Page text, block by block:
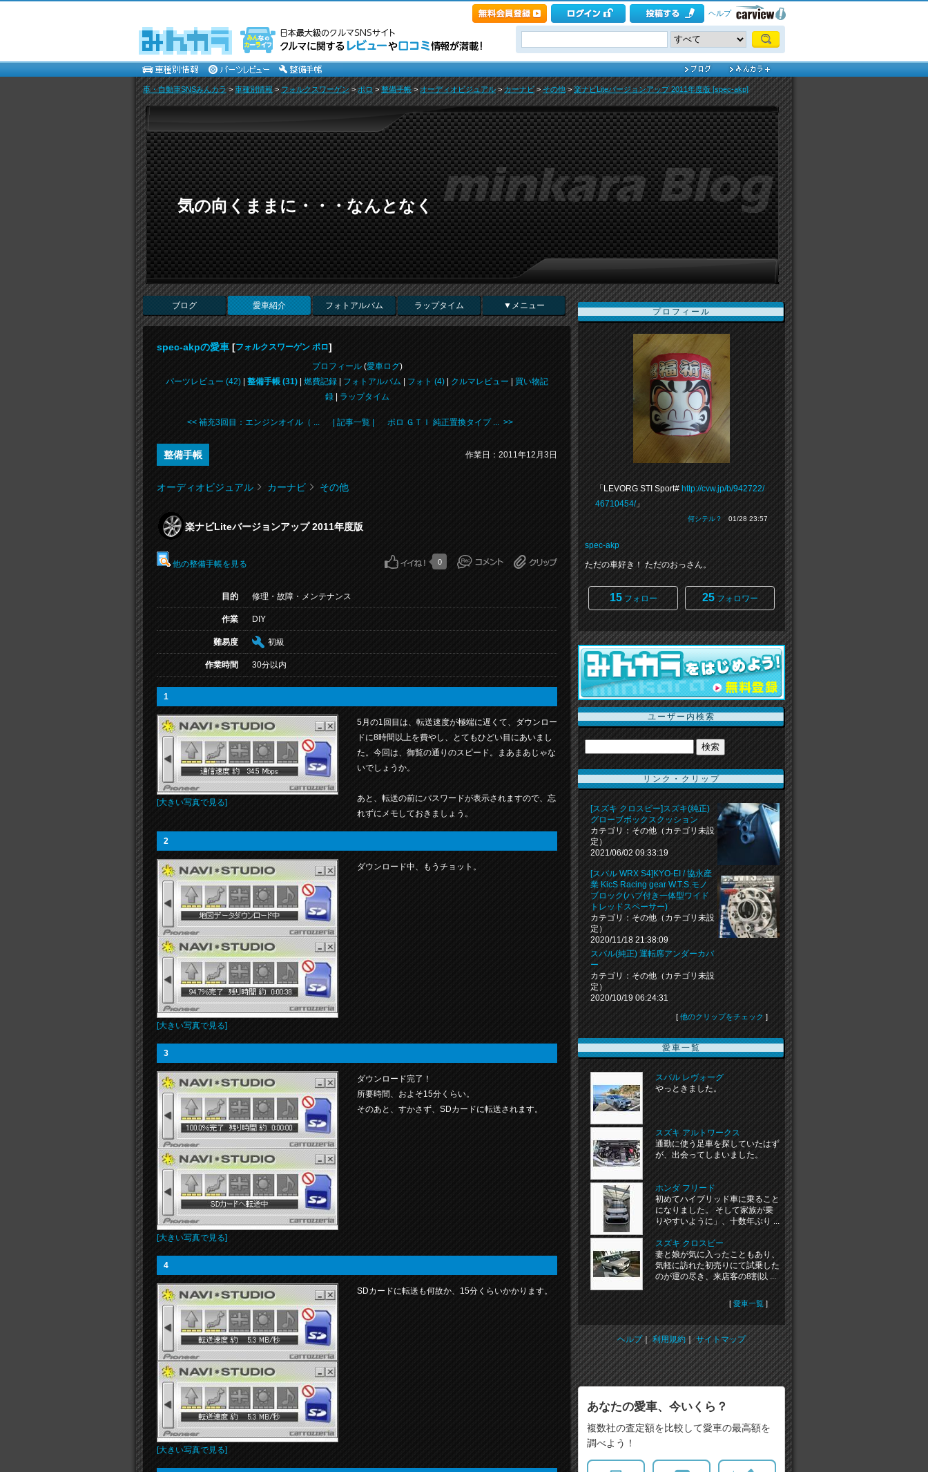
ヘルプ
車・自動車SNSみんカラ>車種別情報>フォルクスワーゲン>ポロ>整備手帳>オーディオビジュアル>カーナビ>その他>楽ナビLiteバージョンアップ 2011年度版 [spec-akp]
気の向くままに・・・なんとなく
ブログ 愛車紹介 フォトアルバム ラップタイム ▼メニュー
spec-akpの愛車 [フォルクスワーゲン ポロ]
プロフィール(愛車ログ)
パーツレビュー (42)
整備手帳 (31) 燃費記録 フォトアルバム フォト (4) クルマレビュー
買い物記
録| ラップタイム
<< 補充3回目：エンジンオイル（ ... | 記事一覧 | ポロ ＧＴＩ 純正置換タイプ ... >>
整備手帳 作業日：2011年12月3日
オーディオビジュアル カーナビ その他
楽ナビLiteバージョンアップ 2011年度版
他の整備手帳を見る 0
目的 修理・故障・メンテナンス
作業 DIY
難易度 初級
作業時間 30分以内
1
[大きい写真で見る]
5月の1回目は、転送速度が極端に遅くて、ダウンロー
ドに8時間以上を費やし、とてもひどい目にあいまし
た。今回は、御覧の通りのスピード。まあまあじゃな
いでしょうか。
あと、転送の前にパスワードが表示されますので、忘
れずにメモしておきましょう。
2
[大きい写真で見る]
ダウンロード中、もうチョット。
3
[大きい写真で見る]
ダウンロード完了！
所要時間、およそ15分くらい。
そのあと、すかさず、SDカードに転送されます。
4
[大きい写真で見る]
SDカードに転送も何故か、15分くらいかかります。
プロフィール
「LEVORG STI Sport#http://cvw.jp/b/942722/
46710454/」
何シテル？ 01/28 23:57
spec-akp
ただの車好き！ ただのおっさん。
15フォロー 25フォロワー
ユーザー内検索
リンク・クリップ
[スズキ クロスビー]スズキ(純正)
グローブボックスクッション
カテゴリ：その他（カテゴリ未設
定）
2021/06/02 09:33:19
[スバル WRX S4]KYO-EI / 協永産
業 KicS Racing gear W.T.S.モノ
ブロック(ハブ付き一体型ワイド
トレッドスペーサー)
カテゴリ：その他（カテゴリ未設
定）
2020/11/18 21:38:09
スバル(純正) 運転席アンダーカバ
ー
カテゴリ：その他（カテゴリ未設
定）
2020/10/19 06:24:31
[ 他のクリップをチェック ]
愛車一覧
スバル レヴォーグ
やっときました。
スズキ アルトワークス
通勤に使う足車を探していたはず
が、出会ってしまいました。
ホンダ フリード
初めてハイブリッド車に乗ること
になりました。 そして家族が乗
りやすいように」、十数年ぶり ...
スズキ クロスビー
妻と娘が気に入ったこともあり、
気軽に訪れた初売りにて試乗した
のが運の尽き、来店客の8割以 ...
[愛車一覧 ]
ヘルプ｜利用規約｜サイトマップ
あなたの愛車、今いくら？
複数社の査定額を比較して愛車の最高額を
調べよう！